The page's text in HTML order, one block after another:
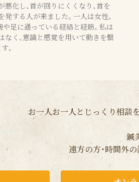
悪化し、首が回りにくくなり、首を
発する人が来ました。一人は女性、
や足に通っている経絡と経筋。私は
なく、意識と感覚を用いて動きを繋
。
お一人お一人とじっくり相談
鍼
遠方の方・時間外